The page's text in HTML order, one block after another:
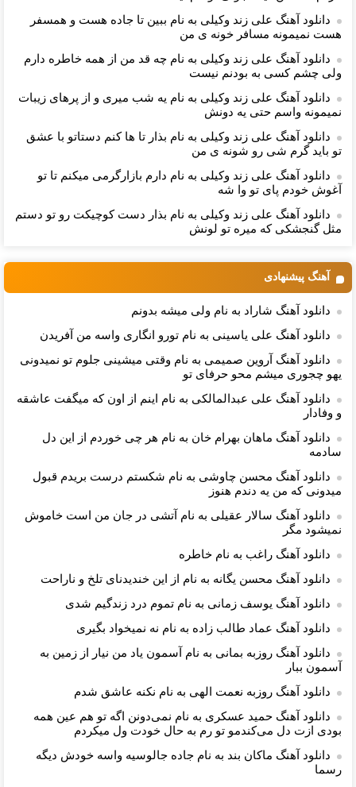
دانلود آهنگ علی زند وکیلی به نام ببین تا جاده هست و همسفر
هست نمیمونه مسافر خونه ی من
دانلود آهنگ علی زند وکیلی به نام چه قد من از همه خاطره دارم
ولی چشم كسی به بودنم نیست
دانلود آهنگ علی زند وکیلی به نام یه شب میرى و از پرهای زيبات
نمیمونه واسم حتی یه دونش
دانلود آهنگ علی زند وکیلی به نام بذار تا ها كنم دستاتو با عشق
تو باید گرم شی رو شونه ى من
دانلود آهنگ علی زند وکیلی به نام دارم بازارگرمی میكنم تا تو
آغوش خودم پای تو وا شه
دانلود آهنگ علی زند وکیلی به نام بذار دست كوچیكت رو تو دستم
مثل گنجشكی كه میره تو لونش
آهنگ پیشنهادی
دانلود آهنگ شاراد به نام ولی میشه بدونم
دانلود آهنگ علی یاسینی به نام تورو انگاری واسه من آفریدن
دانلود آهنگ آروین صمیمی به نام وقتی میشینی جلوم تو نمیدونی
یهو چجوری میشم محو حرفای تو
دانلود آهنگ علی عبدالمالکی به نام اینم از اون که میگفت عاشقه
و وفادار
دانلود آهنگ ماهان بهرام خان به نام هر چی خوردم از این دل
سادمه
دانلود آهنگ محسن چاوشی به نام شکستم درست بریدم قبول
میدونی که من یه دندم هنوز
دانلود آهنگ سالار عقیلی به نام آﺗﺸﻰ در ﺟﺎن ﻣﻦ اﺳﺖ ﺧﺎﻣﻮش
ﻧﻤﻴﺸﻮد ﻣﮕﺮ
دانلود آهنگ راغب به نام خاطره
دانلود آهنگ محسن یگانه به نام از این خندیدنای تلخ و ناراحت
دانلود آهنگ یوسف زمانی به نام تموم درد زندگیم شدی
دانلود آهنگ عماد طالب زاده به نام نه نمیخواد بگیری
دانلود آهنگ روزبه بمانی به نام آسمون یاد من نیار از زمین به
آسمون ببار
دانلود آهنگ روزبه نعمت الهی به نام نکنه عاشق شدم
دانلود آهنگ حمید عسکری به نام نمی‌دونن اگه تو هم عین همه
بودی ازت دل می‌کندمو تو رم به حال خودت ول میکردم
دانلود آهنگ ماکان بند به نام جاده جالوسیه واسه خودش دیگه
رسما